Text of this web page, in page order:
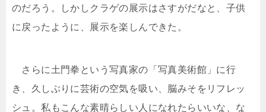
のだろう。しかしクラゲの展示はさすがだなと、子供
に戻ったように、展示を楽しんできた。
さらに土門拳という写真家の「写真美術館」に行
き、久しぶりに芸術の空気を吸い、脳みそをリフレッ
シュ。私もこんな素晴らしい人になれたらいいな、な